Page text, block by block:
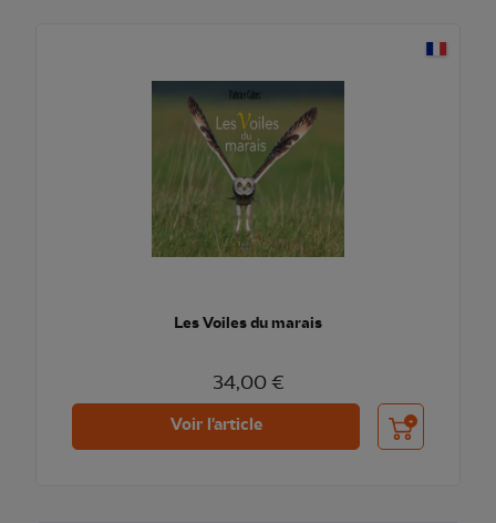
Les Voiles du marais
34,00 €
Voir l'article Ajouter au